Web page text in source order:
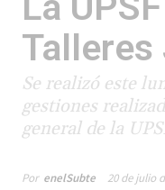
Talleres
Se realizó este
gestiones
general de la
Por enelSubte 20 de julio